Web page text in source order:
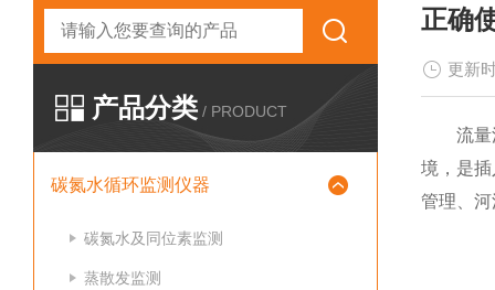
产品分类 / PRODUCT
碳氮水循环监测仪器
碳氮水及同位素监测
蒸散发监测
正确
更新
流量流
境，是
管理、